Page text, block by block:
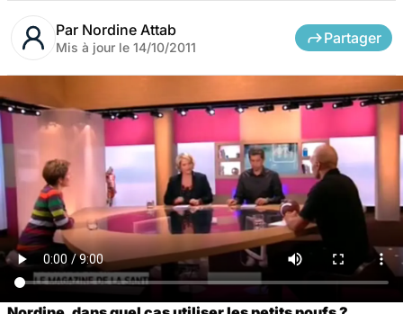
Par Nordine Attab
Mis à jour le 14/10/2011
Partager